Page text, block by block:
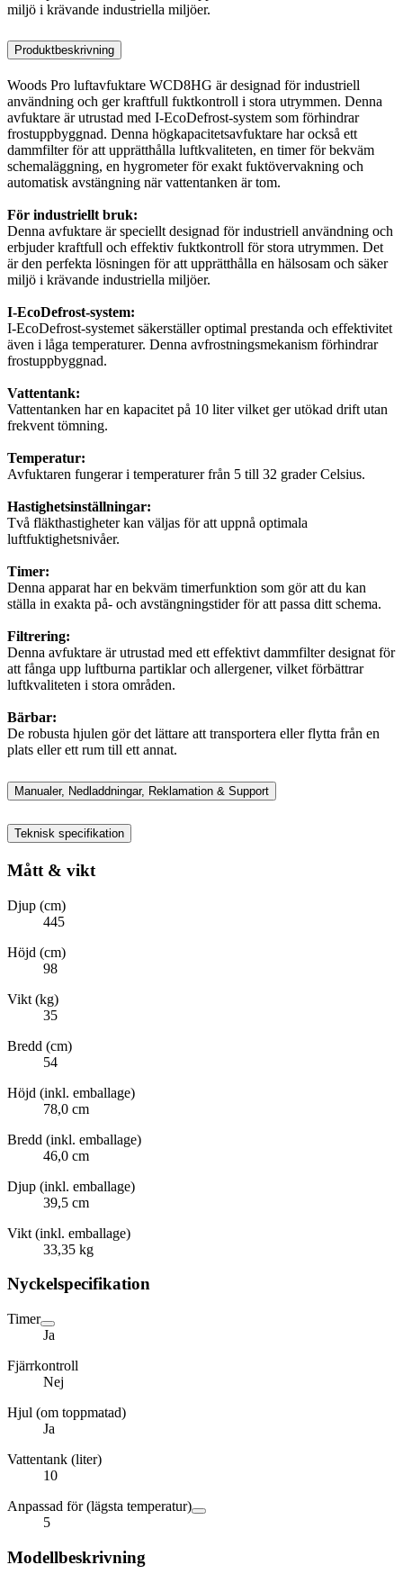
miljö i krävande industriella miljöer.
Produktbeskrivning
Woods Pro luftavfuktare WCD8HG är designad för industriell
användning och ger kraftfull fuktkontroll i stora utrymmen. Denna
avfuktare är utrustad med I-EcoDefrost-system som förhindrar
frostuppbyggnad. Denna högkapacitetsavfuktare har också ett
dammfilter för att upprätthålla luftkvaliteten, en timer för bekväm
schemaläggning, en hygrometer för exakt fuktövervakning och
automatisk avstängning när vattentanken är tom.
För industriellt bruk:
Denna avfuktare är speciellt designad för industriell användning och
erbjuder kraftfull och effektiv fuktkontroll för stora utrymmen. Det
är den perfekta lösningen för att upprätthålla en hälsosam och säker
miljö i krävande industriella miljöer.
I-EcoDefrost-system:
I-EcoDefrost-systemet säkerställer optimal prestanda och effektivitet
även i låga temperaturer. Denna avfrostningsmekanism förhindrar
frostuppbyggnad.
Vattentank:
Vattentanken har en kapacitet på 10 liter vilket ger utökad drift utan
frekvent tömning.
Temperatur:
Avfuktaren fungerar i temperaturer från 5 till 32 grader Celsius.
Hastighetsinställningar:
Två fläkthastigheter kan väljas för att uppnå optimala
luftfuktighetsnivåer.
Timer:
Denna apparat har en bekväm timerfunktion som gör att du kan
ställa in exakta på- och avstängningstider för att passa ditt schema.
Filtrering:
Denna avfuktare är utrustad med ett effektivt dammfilter designat för
att fånga upp luftburna partiklar och allergener, vilket förbättrar
luftkvaliteten i stora områden.
Bärbar:
De robusta hjulen gör det lättare att transportera eller flytta från en
plats eller ett rum till ett annat.
Manualer, Nedladdningar, Reklamation & Support
Teknisk specifikation
Mått & vikt
Djup (cm)
445
Höjd (cm)
98
Vikt (kg)
35
Bredd (cm)
54
Höjd (inkl. emballage)
78,0 cm
Bredd (inkl. emballage)
46,0 cm
Djup (inkl. emballage)
39,5 cm
Vikt (inkl. emballage)
33,35 kg
Nyckelspecifikation
Timer
Ja
Fjärrkontroll
Nej
Hjul (om toppmatad)
Ja
Vattentank (liter)
10
Anpassad för (lägsta temperatur)
5
Modellbeskrivning